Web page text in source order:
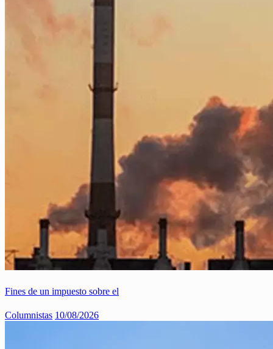
Fines de un impuesto sobre el
Columnistas 10/08/2026